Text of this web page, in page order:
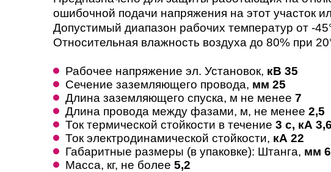
ошибочной подачи напряжения на этот участок
Допустимый диапазон рабочих температур от -
Относительная влажность воздуха до 80% при
Рабочее напряжение эл. Установок, кВ 35
Сечение заземляющего провода, мм 25
Длина заземляющего спуска, м не менее 7
Длина провода между фазами, м, не менее 2,5
Ток термической стойкости в течение 3 с, кА 3,6
Ток электродинамической стойкости, кА 22
Габаритные размеры (в упаковке): Штанга, мм
Масса, кг, не более 5,2